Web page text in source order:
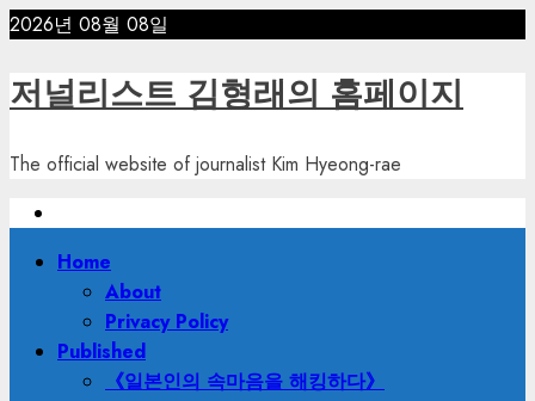
Skip
content
2026년 08월 08일
저널리스트 김형래의 홈페이지
The official website of journalist Kim Hyeong-rae
PrimaryHome
About
Privacy Policy
Published
《일본인의 속마음을 해킹하다》